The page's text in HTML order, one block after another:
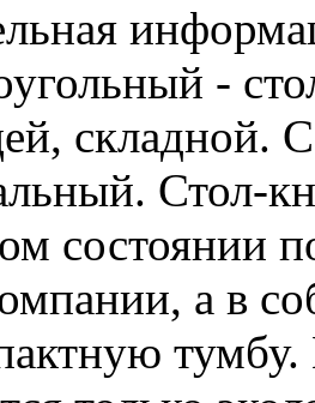
-
складной.
Стол-
состоянии
а в